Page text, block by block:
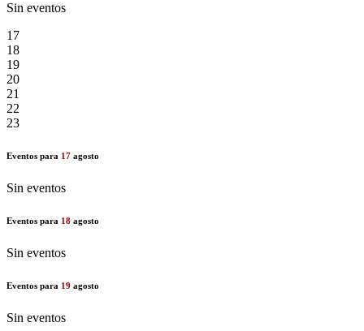
Sin eventos
17
18
19
20
21
22
23
Eventos para 17 agosto
Sin eventos
Eventos para 18 agosto
Sin eventos
Eventos para 19 agosto
Sin eventos